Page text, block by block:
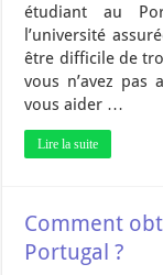
étudiant au
l’université
être difficile de
vous n’avez pas
vous aider …
Lire la suite
Comment
Portugal ?